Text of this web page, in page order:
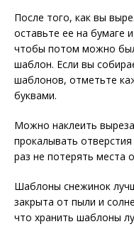
После того, как вы
оставьте ее на бумаге
чтобы потом можно
шаблон. Если вы
шаблонов, отметьте
буквами.
Можно наклеить
прокалывать
раз не потерять места
Шаблоны снежинок
закрыта от пыли и
что хранить шаблоны